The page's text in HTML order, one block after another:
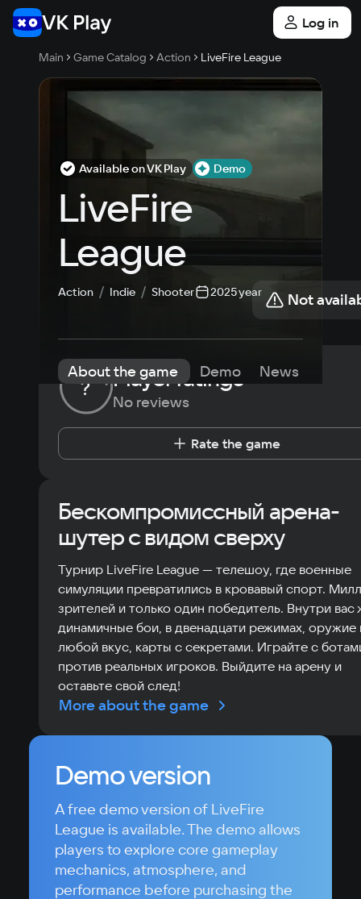
Log in
Main Game Catalog Action LiveFire League
Available on VK Play Demo
LiveFire
League
Action Indie Shooter 2025 year Not
About the game Demo News
? Player ratings
No reviews
Rate the game
Бескомпромиссный арена-
шутер с видом сверху
Турнир LiveFire League — телешоу, где военные
симуляции превратились в кровавый спорт.
зрителей и только один победитель. Внутри вас
динамичные бои, в двенадцати режимах, оружие
любой вкус, карты с секретами. Играйте с
против реальных игроков. Выйдите на арену и
оставьте свой след!
More about the game
Demo version
A free demo version of LiveFire
League is available. The demo allows
players to explore core gameplay
mechanics, atmosphere, and
performance before purchasing the